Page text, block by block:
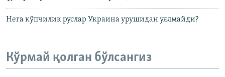
Нега кўпчилик руслар Украина урушидан уялмайди?
Кўрмай қолган бўлсангиз